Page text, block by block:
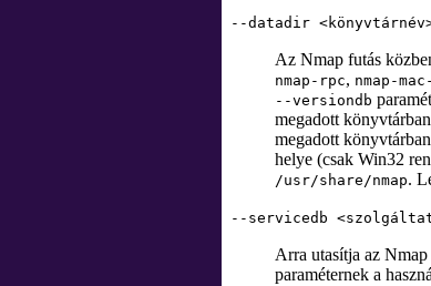
--datadir
Az Nmap futás
nmap-rpc, nmap-
--versiondb
megadott
megadott
helye (csak Win32
/usr/share/nmap.
--servicedb
Arra utasítja az
paraméternek a